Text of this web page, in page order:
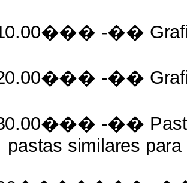
-��
-��
-��
pastas similares para